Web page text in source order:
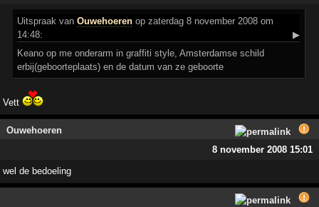
Uitspraak vanOuwehoeren op zaterdag 8 november 2008 om
14:48:
▶
Keano op me onderarm in graffiti style, Amsterdamse schild
erbij(geboorteplaats) en de datum van ze geboorte
Vett
Ouwehoeren
8 november 2008 15:01
wel de bedoeling